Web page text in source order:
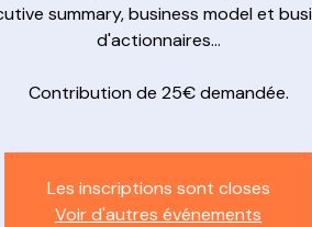
summary, business model et
d'actionnaires...
Contribution de 25€ demandée.
Les inscriptions sont closes
Voir d'autres événements